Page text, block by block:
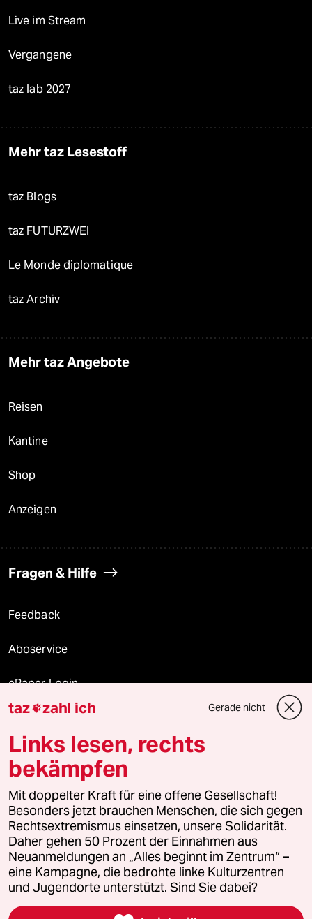
Live im Stream
Vergangene
taz lab 2027
Mehr taz Lesestoff
taz Blogs
taz FUTURZWEI
Le Monde diplomatique
taz Archiv
Mehr taz Angebote
Reisen
Kantine
Shop
Anzeigen
Fragen & Hilfe
Feedback
Aboservice
ePaper Login
Downloads für Abonnierende
© 2026 taz Verlags und Vertriebs GmbH
Alle Rechte vorbehalten. Bei rechtlichen Fragen oder für Genehmigungen
wenden Sie sich bitte an
lizenzen@taz.de
Feedback Redaktionsstatut Kommune-Richtlinien
Leitlinie Informant Datenschutz Impressum AGB
Seitenwende Einwilligungen widerrufen (Ads)
taz zahl ich Gerade nicht
Links lesen, rechts
bekämpfen
Mit doppelter Kraft für eine offene Gesellschaft!
Besonders jetzt brauchen Menschen, die sich gegen
Rechtsextremismus einsetzen, unsere Solidarität.
Daher gehen 50 Prozent der Einnahmen aus
Neuanmeldungen an „Alles beginnt im Zentrum“ –
eine Kampagne, die bedrohte linke Kulturzentren
und Jugendorte unterstützt. Sind Sie dabei?